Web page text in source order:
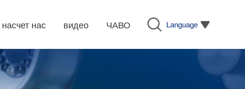
Language
насчет нас видео ЧАВО